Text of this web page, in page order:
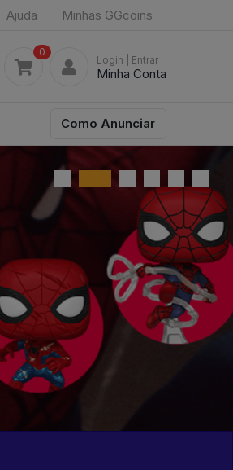
Ajuda Minhas GGcoins
0
Login | Entrar
Minha Conta
Como Anunciar